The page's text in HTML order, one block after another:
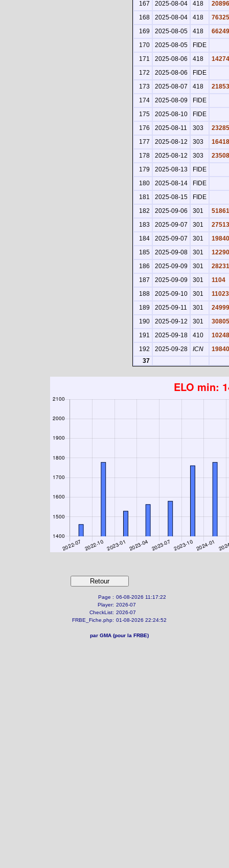
167 2025-08-04 418
20896
168
2025-08-04 418
76325
169
2025-08-05 418
66249
170
2025-08-05
FIDE
171
2025-08-06 418
14274
172
2025-08-06
FIDE
173
2025-08-07 418
21853
174
2025-08-09
FIDE
175
2025-08-10
FIDE
176
2025-08-11 303
23285
177
2025-08-12 303
16418
178
2025-08-12 303
23508
179
2025-08-13
FIDE
180
2025-08-14
FIDE
181
2025-08-15
FIDE
182
2025-09-06 301
51861
183
2025-09-07 301
27513
184
2025-09-07 301
19840
185
2025-09-08 301
12290
186
2025-09-09 301
28231
187
2025-09-09 301
1104
188
2025-09-10 301
11023
189
2025-09-11 301
24999
190
2025-09-12 301
30805
191
2025-09-18 410
10248
192
2025-09-28 ICN
19840
37
Page : 06-08-2026 11:17:22
Player: 2026-07
CheckList: 2026-07
FRBE_Fiche.php: 01-08-2026 22:24:52
par GMA (pour la FRBE)